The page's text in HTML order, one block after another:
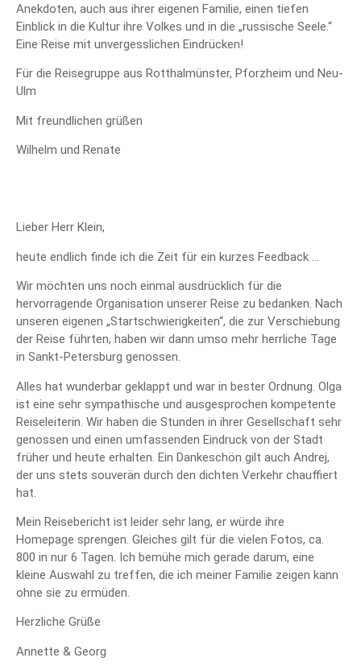
Anekdoten, auch aus ihrer eigenen Familie, einen tiefen
Einblick in die Kultur ihre Volkes und in die „russische Seele.“
Eine Reise mit unvergesslichen Eindrücken!
Für die Reisegruppe aus Rotthalmünster, Pforzheim und Neu-
Ulm
Mit freundlichen grüßen
Wilhelm und Renate
Lieber Herr Klein,
heute endlich finde ich die Zeit für ein kurzes Feedback …
Wir möchten uns noch einmal ausdrücklich für die
hervorragende Organisation unserer Reise zu bedanken. Nach
unseren eigenen „Startschwierigkeiten“, die zur Verschiebung
der Reise führten, haben wir dann umso mehr herrliche Tage
in Sankt-Petersburg genossen.
Alles hat wunderbar geklappt und war in bester Ordnung. Olga
ist eine sehr sympathische und ausgesprochen kompetente
Reiseleiterin. Wir haben die Stunden in ihrer Gesellschaft sehr
genossen und einen umfassenden Eindruck von der Stadt
früher und heute erhalten. Ein Dankeschön gilt auch Andrej,
der uns stets souverän durch den dichten Verkehr chauffiert
hat.
Mein Reisebericht ist leider sehr lang, er würde ihre
Homepage sprengen. Gleiches gilt für die vielen Fotos, ca.
800 in nur 6 Tagen. Ich bemühe mich gerade darum, eine
kleine Auswahl zu treffen, die ich meiner Familie zeigen kann
ohne sie zu ermüden.
Herzliche Grüße
Annette & Georg